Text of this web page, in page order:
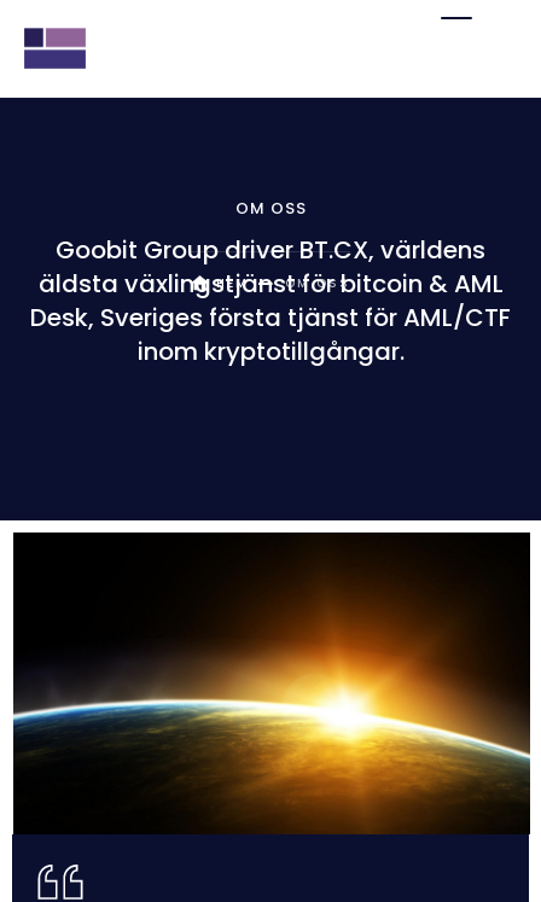
OM OSS
Goobit Group driver BT.CX, världens
äldsta växlingstjänst för bitcoin & AML
Desk, Sveriges första tjänst för AML/CTF
inom kryptotillgångar.
HEM OM OSS